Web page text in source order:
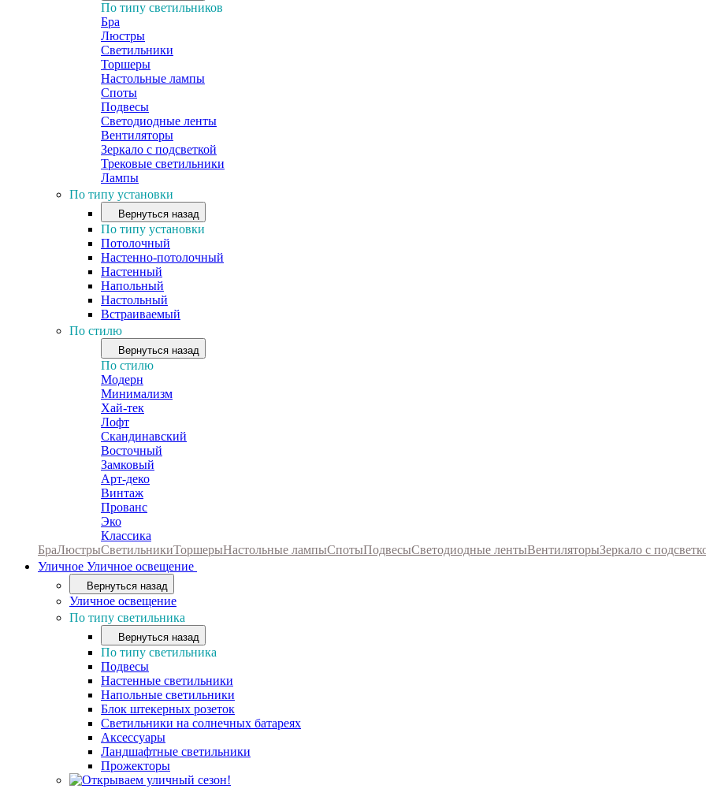
По типу светильников
Бра
Люстры
Светильники
Торшеры
Настольные лампы
Споты
Подвесы
Светодиодные ленты
Вентиляторы
Зеркало с подсветкой
Трековые светильники
Лампы
По типу установки
Вернуться назад
По типу установки
Потолочный
Настенно-потолочный
Настенный
Напольный
Настольный
Встраиваемый
По стилю
Вернуться назад
По стилю
Модерн
Минимализм
Хай-тек
Лофт
Скандинавский
Восточный
Замковый
Арт-деко
Винтаж
Прованс
Эко
Классика
БраЛюстрыСветильникиТоршерыНастольные лампыСпотыПодвесыСветодиодные лентыВентиляторыЗеркало с
Уличное Уличное освещение
Вернуться назад
Уличное освещение
По типу светильника
Вернуться назад
По типу светильника
Подвесы
Настенные светильники
Напольные светильники
Блок штекерных розеток
Светильники на солнечных батареях
Аксессуары
Ландшафтные светильники
Прожекторы